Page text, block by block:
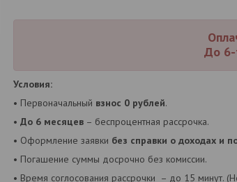
До 6-
Условия:
• Первоначальный взнос 0 рублей.
• До 6 месяцев – беспроцентная рассрочка.
• Оформление заявки без справки о доходах и
• Погашение суммы досрочно без комиссии.
• Время соглосования рассрочки – до 15 минут.